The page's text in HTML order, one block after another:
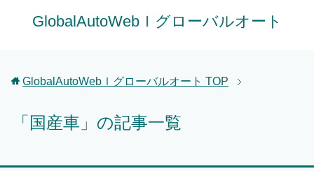
GlobalAutoWebｌグローバルオート
GlobalAutoWebｌグローバルオート TOP
「国産車」の記事一覧